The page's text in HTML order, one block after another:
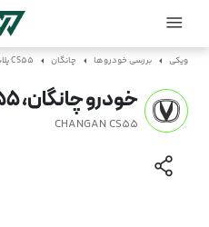
ویکی بررسی خودروها چانگان CS55 پلاس
خودرو چانگان، CS55 پلاس
CHANGAN CS55